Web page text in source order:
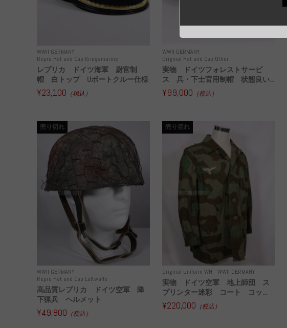
WWII GERMANY
Repro Hat and Cap Kriegsmarine
レプリカ ドイツ海軍 尉官制
帽 白トップ Uボートクルー仕様
¥23,100 （税込）
WWII GERMANY
Original Hat and Cap Other
実物 ドイツフォレストサービ
ス 兵・下士官用制帽 状態良い...
¥99,000 （税込）
WWII GERMANY
Repro Hat and Cap Luftwaffe
売り切れ
高品質レプリカ ドイツ空軍 降
下猟兵 ヘルメット
¥49,800 （税込）
Original Uniform WH WWII GERMANY
売り切れ
実物 ドイツ空軍 地上師団 ス
プリンター迷彩 コート コッ...
¥220,000 （税込）